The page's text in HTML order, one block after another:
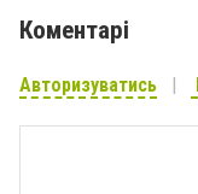
Коментарі
Авторизуватись